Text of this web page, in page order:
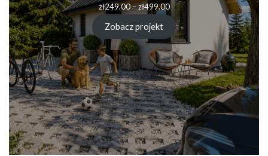
zł249.00–zł499.00Zakres
cen:
od
zł249.00
do
zł499.00
Zobacz projekt